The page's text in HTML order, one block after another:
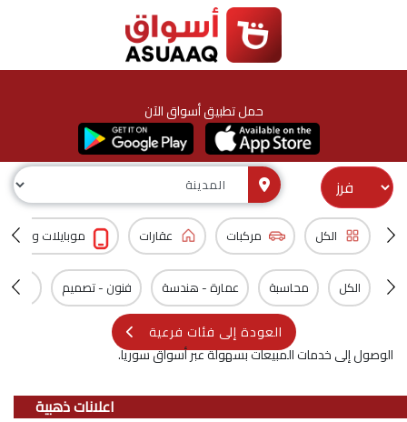
حمل تطبيق أسواق الآن
الكل مركبات عقارات موبايلات و
الكل محاسبة عمارة - هندسة فنون - تصميم
العودة إلى فئات فرعية
الوصول إلى خدمات المبيعات بسهولة عبر أسواق سوريا.
اعلانات ذهبية